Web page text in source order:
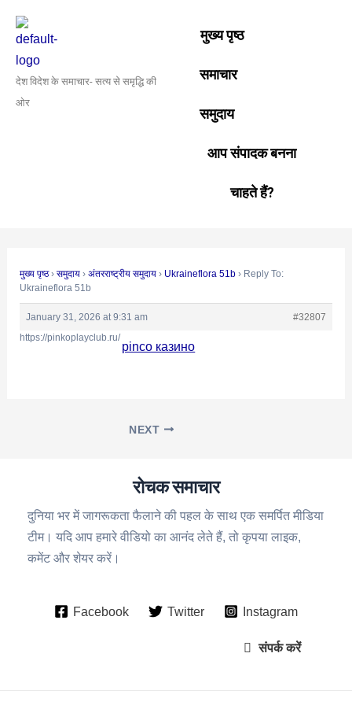
content
देश विदेश के समाचार- सत्य से समृद्धि की
ओर
मुख्य पृष्ठ
समाचार
समुदाय
आप संपादक बनना
चाहते हैं?
मुख्य पृष्ठ › समुदाय › अंतरराष्ट्रीय समुदाय › Ukraineflora 51b › Reply To:
Ukraineflora 51b
January 31, 2026 at 9:31 am
#32807
https://pinkoplayclub.ru/
pinco казино
navigation
NEXT
रोचक समाचार
दुनिया भर में जागरूकता फैलाने की पहल के साथ एक समर्पित मीडिया
टीम। यदि आप हमारे वीडियो का आनंद लेते हैं, तो कृपया लाइक,
कमेंट और शेयर करें।
Facebook Twitter Instagram
संपर्क करें